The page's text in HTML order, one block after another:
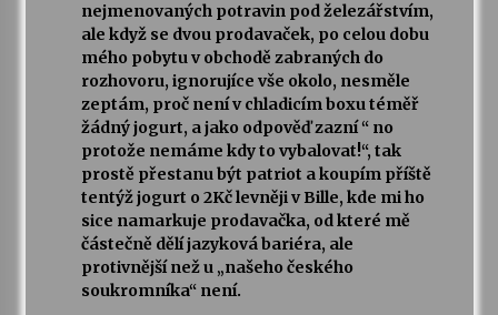
nejmenovaných potravin pod železářstvím,
ale když se dvou prodavaček, po celou dobu
mého pobytu v obchodě zabraných do
rozhovoru, ignorujíce vše okolo, nesměle
zeptám, proč není v chladicím boxu téměř
žádný jogurt, a jako odpověď zazní “ no
protože nemáme kdy to vybalovat!“, tak
prostě přestanu být patriot a koupím příště
tentýž jogurt o 2Kč levněji v Bille, kde mi ho
sice namarkuje prodavačka, od které mě
částečně dělí jazyková bariéra, ale
protivnější než u „našeho českého
soukromníka“ není.